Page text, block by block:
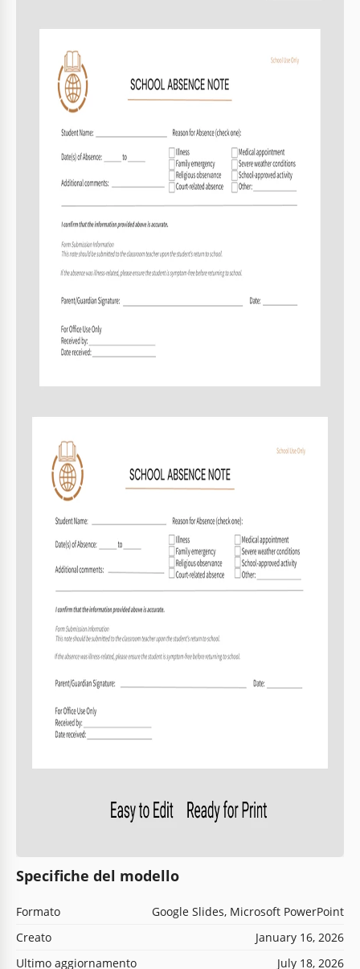
Specifiche del modello
Formato
Google Slides, Microsoft PowerPoint
Creato
January 16, 2026
Ultimo aggiornamento
July 18, 2026